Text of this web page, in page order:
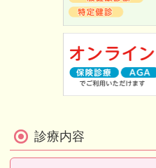
診療内容